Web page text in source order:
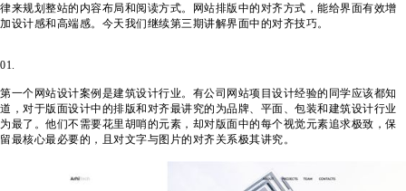
律来规划整站的内容布局和阅读方式。网站排版中的对齐方式，能给界面有效增
加设计感和高端感。今天我们继续第三期讲解界面中的对齐技巧。
01.
第一个网站设计案例是建筑设计行业。有公司网站项目设计经验的同学应该都知
道，对于版面设计中的排版和对齐最讲究的为品牌、平面、包装和建筑设计行业
为最了。他们不需要花里胡哨的元素，却对版面中的每个视觉元素追求极致，保
留最核心最必要的，且对文字与图片的对齐关系极其讲究。